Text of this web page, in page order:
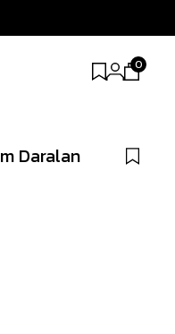
0
Daralan